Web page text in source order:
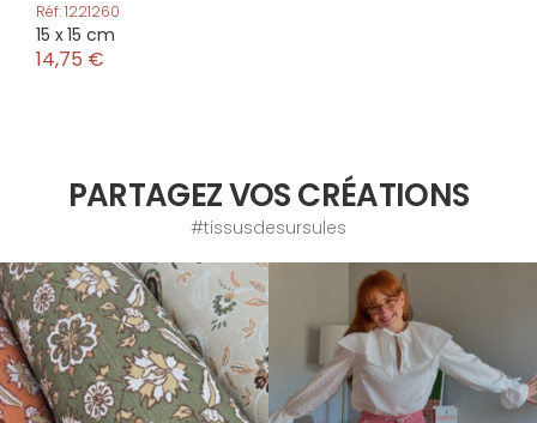
Réf: 1221260
15 x 15 cm
14,75 €
PARTAGEZ VOS CRÉATIONS
#tissusdesursules